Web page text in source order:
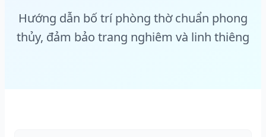
Hướng dẫn bố trí phòng thờ chuẩn phong
thủy, đảm bảo trang nghiêm và linh thiêng